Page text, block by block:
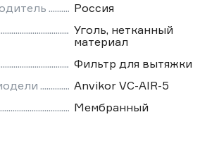
Россия
Уголь, нетканный
материал
Фильтр для вытяжки
Anvikor VC-AIR-5
Мембранный